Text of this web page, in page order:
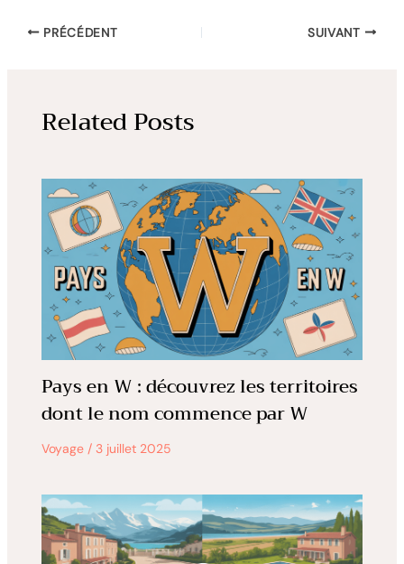
PRÉCÉDENT SUIVANT
Related Posts
Pays en W : découvrez les territoires
dont le nom commence par W
Voyage/ 3 juillet 2025